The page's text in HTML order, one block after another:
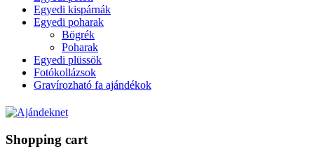
Egyedi kispárnák
Egyedi poharak
Bögrék
Poharak
Egyedi plüssök
Fotókollázsok
Gravírozható fa ajándékok
Shopping cart